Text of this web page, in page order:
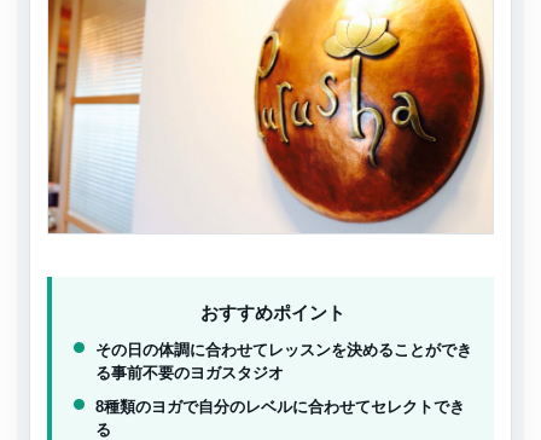
おすすめポイント
その日の体調に合わせてレッスンを決めることができ
る事前不要のヨガスタジオ
8種類のヨガで自分のレベルに合わせてセレクトでき
る